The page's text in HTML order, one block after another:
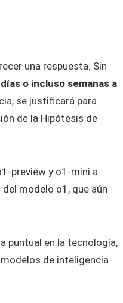
una respuesta. Sin
o incluso semanas a
se justificará para
de la Hipótesis de
preview y o1-mini a
modelo o1, que aún
puntual en la tecnología,
de inteligencia